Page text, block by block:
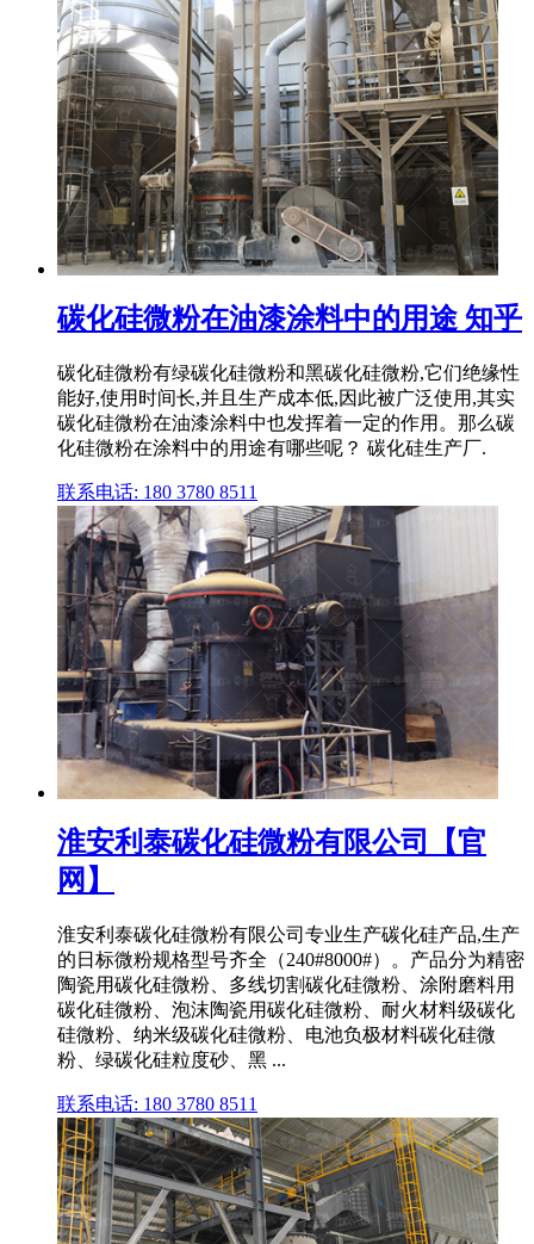
碳化硅微粉在油漆涂料中的用途 知乎
碳化硅微粉有绿碳化硅微粉和黑碳化硅微粉,它们绝缘性
能好,使用时间长,并且生产成本低,因此被广泛使用,其实
碳化硅微粉在油漆涂料中也发挥着一定的作用。那么碳
化硅微粉在涂料中的用途有哪些呢？ 碳化硅生产厂.
联系电话: 180 3780 8511
淮安利泰碳化硅微粉有限公司【官
网】
淮安利泰碳化硅微粉有限公司专业生产碳化硅产品,生产
的日标微粉规格型号齐全（240#8000#）。产品分为精密
陶瓷用碳化硅微粉、多线切割碳化硅微粉、涂附磨料用
碳化硅微粉、泡沫陶瓷用碳化硅微粉、耐火材料级碳化
硅微粉、纳米级碳化硅微粉、电池负极材料碳化硅微
粉、绿碳化硅粒度砂、黑 ...
联系电话: 180 3780 8511